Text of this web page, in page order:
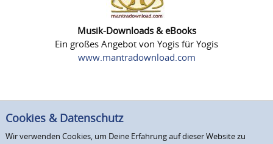
Musik-Downloads & eBooks
Ein großes Angebot von Yogis für Yogis
www.mantradownload.com
Cookies & Datenschutz
Wir verwenden Cookies, um Deine Erfahrung auf dieser Website zu